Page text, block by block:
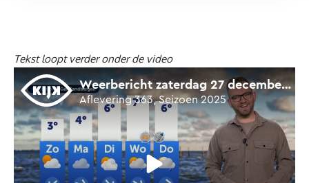
Tekst loopt verder onder de video